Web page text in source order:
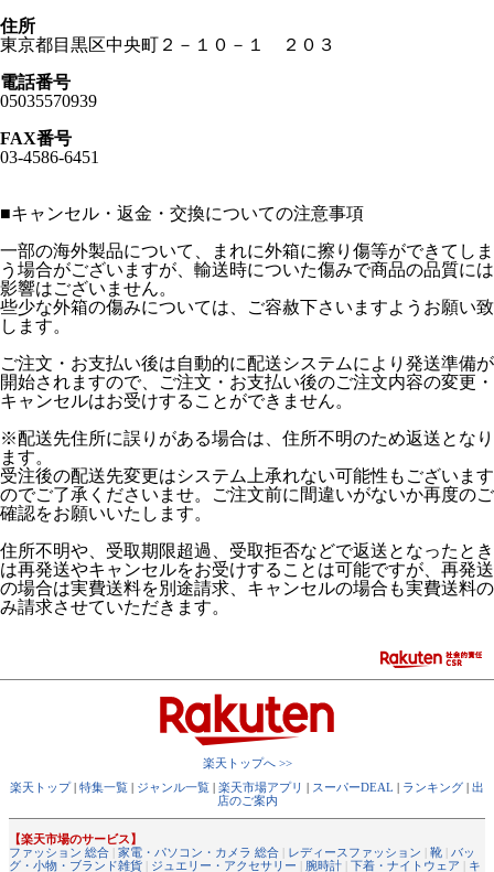
住所
東京都目黒区中央町２－１０－１ ２０３
電話番号
05035570939
FAX番号
03-4586-6451
■キャンセル・返金・交換についての注意事項
一部の海外製品について、まれに外箱に擦り傷等ができてしま
う場合がございますが、輸送時についた傷みで商品の品質には
影響はございません。
些少な外箱の傷みについては、ご容赦下さいますようお願い致
します。
ご注文・お支払い後は自動的に配送システムにより発送準備が
開始されますので、ご注文・お支払い後のご注文内容の変更・
キャンセルはお受けすることができません。
※配送先住所に誤りがある場合は、住所不明のため返送となり
ます。
受注後の配送先変更はシステム上承れない可能性もございます
のでご了承くださいませ。ご注文前に間違いがないか再度のご
確認をお願いいたします。
住所不明や、受取期限超過、受取拒否などで返送となったとき
は再発送やキャンセルをお受けすることは可能ですが、再発送
の場合は実費送料を別途請求、キャンセルの場合も実費送料の
み請求させていただきます。
楽天トップへ >>
楽天トップ
特集一覧 ジャンル一覧 楽天市場アプリ スーパーDEAL ランキング
出
店のご案内
【楽天市場のサービス】
ファッション 総合
家電・パソコン・カメラ 総合 レディースファッション 靴
バッ
グ・小物・ブランド雑貨
ジュエリー・アクセサリー 腕時計 下着・ナイトウェア
キ